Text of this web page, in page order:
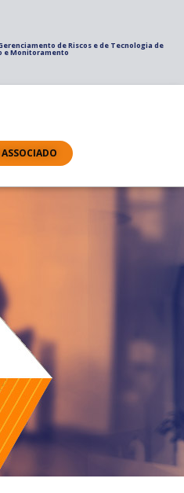
de Riscos e de Tecnologia de
e Monitoramento
ASSOCIADO